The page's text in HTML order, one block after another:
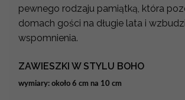
pewnego rodzaju pamiątką, która
domach gości na długie lata i
wspomnienia.
ZAWIESZKI W STYLU BOHO
wymiary: około 6 cm na 10 cm